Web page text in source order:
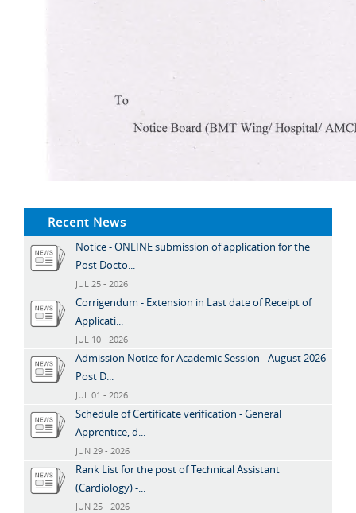
Recent News
Notice - ONLINE submission of application for the
Post Docto...
JUL 25 - 2026
Corrigendum - Extension in Last date of Receipt of
Applicati...
JUL 10 - 2026
Admission Notice for Academic Session - August 2026 -
Post D...
JUL 01 - 2026
Schedule of Certificate verification - General
Apprentice, d...
JUN 29 - 2026
Rank List for the post of Technical Assistant
(Cardiology) -...
JUN 25 - 2026